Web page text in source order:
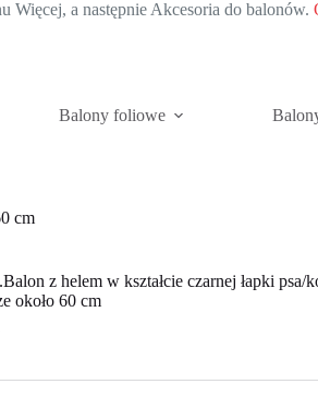
Więcej, a następnie Akcesoria do balonów.
Balony foliowe
cm
z helem w kształcie czarnej łapki psa/
około 60 cm